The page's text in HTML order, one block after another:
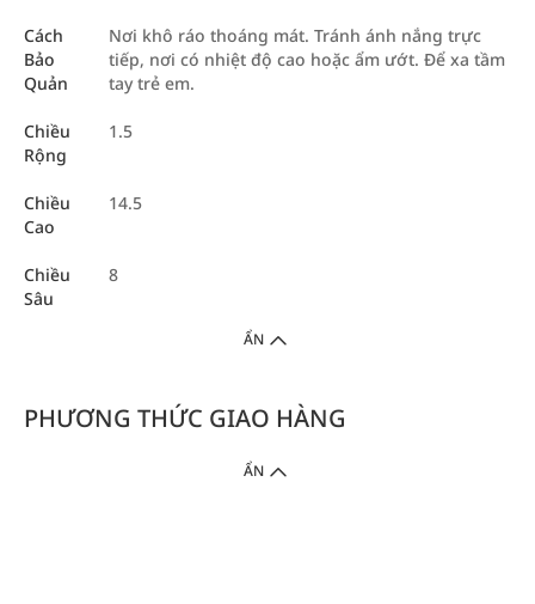
Cách
Bảo
Quản
Nơi khô ráo thoáng mát. Tránh ánh nắng trực
tiếp, nơi có nhiệt độ cao hoặc ẩm ướt. Để xa tầm
tay trẻ em.
Chiều
Rộng
1.5
Chiều
Cao
14.5
Chiều
Sâu
8
ẨN
PHƯƠNG THỨC GIAO HÀNG
ẨN